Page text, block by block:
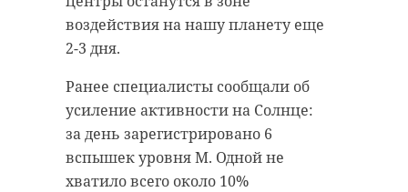
воздействия на нашу планету еще
2-3 дня.
Ранее специалисты сообщали об
усиление активности на Солнце:
за день зарегистрировано 6
вспышек уровня М. Одной не
хватило всего около 10%